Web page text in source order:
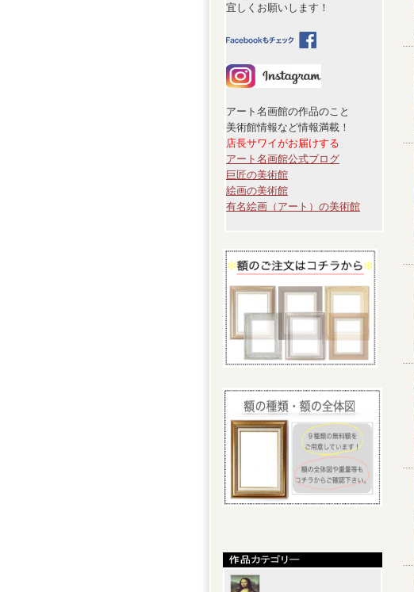
宜しくお願いします！
アート名画館の作品のこと
美術館情報など情報満載！
店長サワイがお届けする
アート名画館公式ブログ
巨匠の美術館
絵画の美術館
有名絵画（アート）の美術館